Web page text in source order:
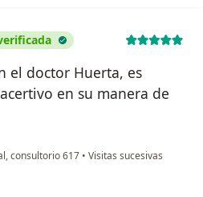
el doctor Huerta, es
en su manera de
consultorio 617 • Visitas sucesivas